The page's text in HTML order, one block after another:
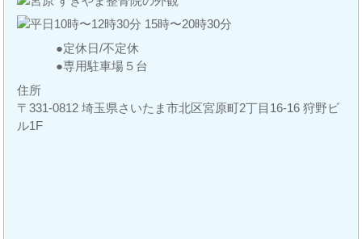
定休日/不定休
専用駐車場５台
住所
〒331-0812 埼玉県さいたま市北区宮原町2丁目16-16 狩野ビ
ル1F